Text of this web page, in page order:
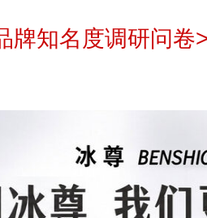
牌知名度调研问卷